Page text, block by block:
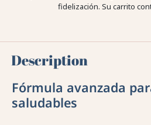
fidelización. Su carrito
Description
Fórmula avanzada
saludables